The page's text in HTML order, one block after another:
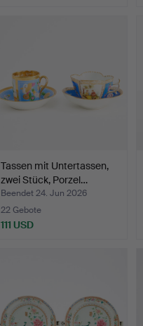
Tassen mit Untertassen,
zwei Stück, Porzel…
Beendet 24. Jun 2026
22 Gebote
111 USD